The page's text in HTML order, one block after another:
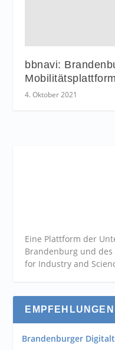
bbnavi:
Mobilitätsplattform
4. Oktober 2021
Eine Plattform der
Brandenburg und
for Industry and
EMPFEHLUNGEN
Brandenburger